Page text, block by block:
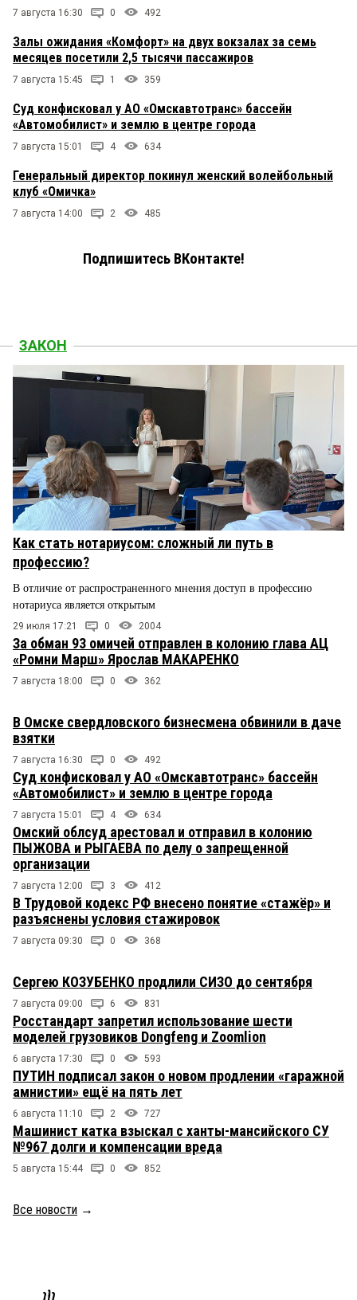
7 августа 16:30 0 492
Залы ожидания «Комфорт» на двух вокзалах за семь
месяцев посетили 2,5 тысячи пассажиров
7 августа 15:45 1 359
Суд конфисковал у АО «Омскавтотранс» бассейн
«Автомобилист» и землю в центре города
7 августа 15:01 4 634
Генеральный директор покинул женский волейбольный
клуб «Омичка»
7 августа 14:00 2 485
Подпишитесь ВКонтакте!
ЗАКОН
Как стать нотариусом: сложный ли путь в
профессию?
В отличие от распространенного мнения доступ в профессию
нотариуса является открытым
29 июля 17:21 0 2004
За обман 93 омичей отправлен в колонию глава АЦ
«Ромни Марш» Ярослав МАКАРЕНКО
7 августа 18:00 0 362
В Омске свердловского бизнесмена обвинили в даче
взятки
7 августа 16:30 0 492
Суд конфисковал у АО «Омскавтотранс» бассейн
«Автомобилист» и землю в центре города
7 августа 15:01 4 634
Омский облсуд арестовал и отправил в колонию
ПЫЖОВА и РЫГАЕВА по делу о запрещенной
организации
7 августа 12:00 3 412
В Трудовой кодекс РФ внесено понятие «стажёр» и
разъяснены условия стажировок
7 августа 09:30 0 368
Сергею КОЗУБЕНКО продлили СИЗО до сентября
7 августа 09:00 6 831
Росстандарт запретил использование шести
моделей грузовиков Dongfeng и Zoomlion
6 августа 17:30 0 593
ПУТИН подписал закон о новом продлении «гаражной
амнистии» ещё на пять лет
6 августа 11:10 2 727
Машинист катка взыскал с ханты-мансийского СУ
№967 долги и компенсации вреда
5 августа 15:44 0 852
Все новости →